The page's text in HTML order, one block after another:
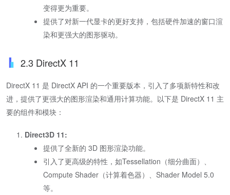
变得更为重要。
提供了对新一代显卡的更好支持，包括硬件加速的窗口渲
染和更强大的图形驱动。
2.3 DirectX 11
DirectX 11 是 DirectX API 的一个重要版本，引入了多项新特性和改
进，提供了更强大的图形渲染和通用计算功能。以下是 DirectX 11 主
要的组件和模块：
Direct3D 11:
提供了全新的 3D 图形渲染功能。
引入了更高级的特性，如Tessellation（细分曲面）、
Compute Shader（计算着色器）、Shader Model 5.0
等。